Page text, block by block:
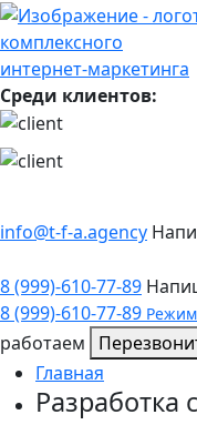
комплексного
интернет-маркетинга
Среди клиентов:
info@t-f-a.agency
8 (999)-610-77-89
8 (999)-610-77-89
работаем
Главная
Разработка